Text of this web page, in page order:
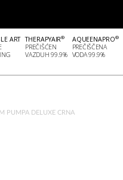
ART THERAPYAIR®
PREČIŠĆEN
VAZDUH 99.9%
AQUEENAPRO®
PREČIŠČENA
VODA 99.9%
PUMPA DELUXE CRNA